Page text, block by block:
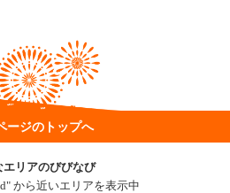
ージのトップへ
エリアのびびなび
から近いエリアを表示中